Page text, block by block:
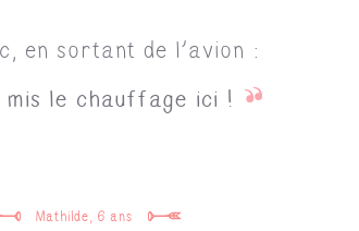
en sortant de l'avion :
mis le chauffage ici !
Mathilde, 6 ans